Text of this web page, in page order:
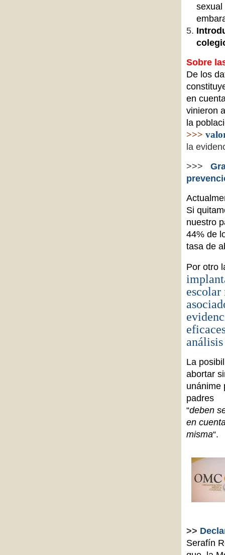
sexual
Sobre
De los
en
vinieron
la
>>>
la
>>>
Si
nuestro
44% de
tasa de
Por otro
escolar
La
abortar
unánime
padres
“deben
en
misma“.
>>
Serafín